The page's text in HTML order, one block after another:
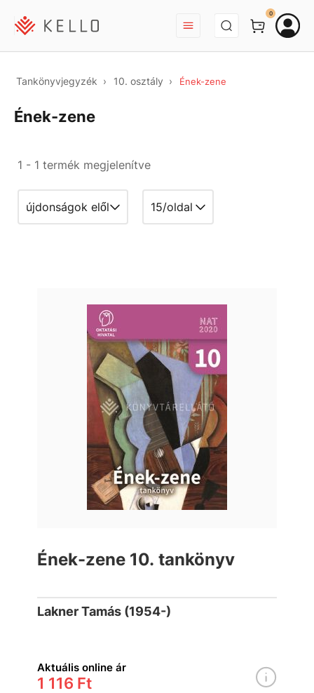
BEJELENTKEZÉS
0
Tankönyvjegyzék 10. osztály Ének-zene
Ének-zene
1 - 1 termék megjelenítve
Ének-zene 10. tankönyv
Lakner Tamás (1954-)
Aktuális online ár
1 116 Ft